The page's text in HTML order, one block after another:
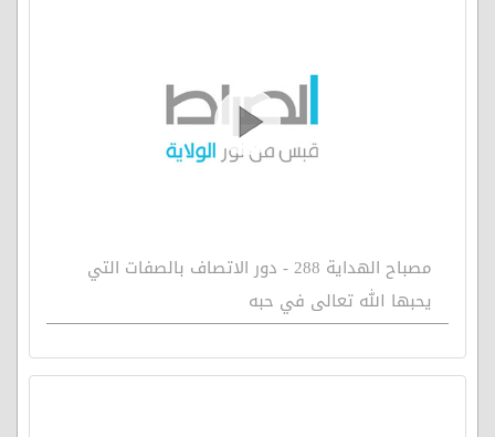
مصباح الهداية 288 - دور الاتصاف بالصفات التي
يحبها الله تعالى في حبه